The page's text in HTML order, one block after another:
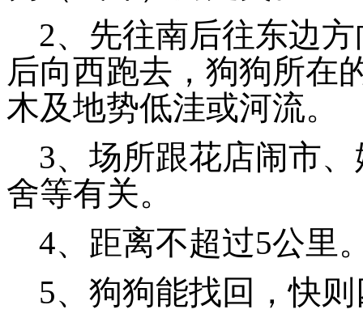
2、先往南后往东边
后向西跑去，狗狗所在
木及地势低洼或河流。
3、场所跟花店闹市
舍等有关。
4、距离不超过5公里
5、狗狗能找回，快